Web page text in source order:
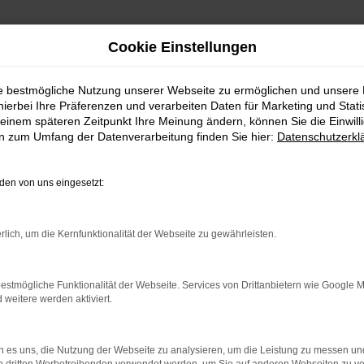
FÜR HAMBURG?
viele Vorschläge rund um die Mobilität. Das gilt natürlich
Fahrzeug, das perfekt zu nahezu jedem Anspruch in
Vorteil liegt auf der Hand, denn so erhalten Sie Ihren Audi Q2
Klingt gut? Dann kontaktieren Sie uns noch heute.
Cookie Einstellungen
bestmögliche Nutzung unserer Webseite zu ermöglichen und unsere
Ihre Präferenzen und verarbeiten Daten für Marketing und
späteren Zeitpunkt Ihre Meinung ändern, können Sie die
zum Umfang der Datenverarbeitung finden Sie hier:
von uns eingesetzt:
um die Kernfunktionalität der Webseite zu gewährleisten.
Funktionalität der Webseite. Services von Drittanbietern wie Google
weitere werden aktiviert.
es uns, die Nutzung der Webseite zu analysieren, um die Leistung zu messen